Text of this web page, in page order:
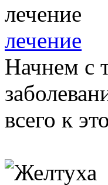
лечение
Начнем с
всего к